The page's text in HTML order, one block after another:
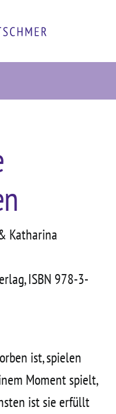
Katharina
ISBN 978-3-
ist, spielen
Moment spielt,
ist sie erfüllt